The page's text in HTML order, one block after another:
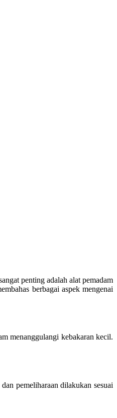
penting adalah alat pemadam
berbagai aspek mengenai
menanggulangi kebakaran kecil.
pemeliharaan dilakukan sesuai